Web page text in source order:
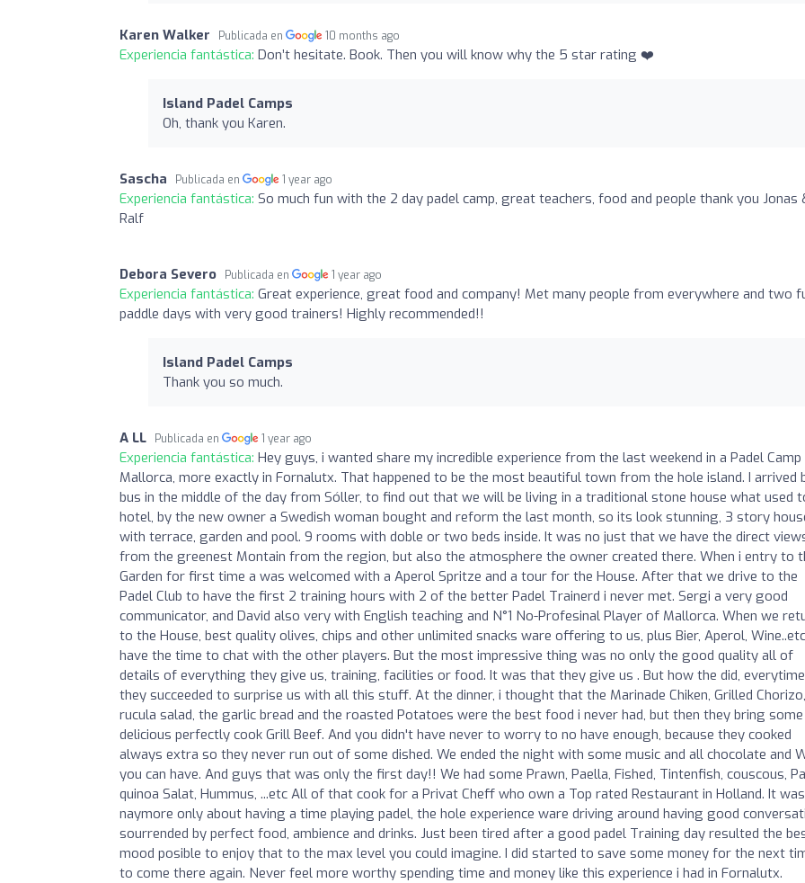
Karen Walker Publicada en 10 months ago
Experiencia fantástica: Don’t hesitate. Book. Then you will know why the 5 star rating ❤️
Island Padel Camps
Oh, thank you Karen.
Sascha Publicada en 1 year ago
Experiencia fantástica: So much fun with the 2 day padel camp, great teachers, food and people thank you Jonas
Ralf
Debora Severo Publicada en 1 year ago
Experiencia fantástica: Great experience, great food and company! Met many people from everywhere and two
paddle days with very good trainers! Highly recommended!!
Island Padel Camps
Thank you so much.
A LL Publicada en 1 year ago
Experiencia fantástica: Hey guys, i wanted share my incredible experience from the last weekend in a Padel Camp
Mallorca, more exactly in Fornalutx. That happened to be the most beautiful town from the hole island. I arrived
bus in the middle of the day from Sóller, to find out that we will be living in a traditional stone house what used
hotel, by the new owner a Swedish woman bought and reform the last month, so its look stunning, 3 story
with terrace, garden and pool. 9 rooms with doble or two beds inside. It was no just that we have the direct
from the greenest Montain from the region, but also the atmosphere the owner created there. When i entry to
Garden for first time a was welcomed with a Aperol Spritze and a tour for the House. After that we drive to the
Padel Club to have the first 2 training hours with 2 of the better Padel Trainerd i never met. Sergi a very good
communicator, and David also very with English teaching and N°1 No-Profesinal Player of Mallorca. When we
to the House, best quality olives, chips and other unlimited snacks ware offering to us, plus Bier, Aperol,
have the time to chat with the other players. But the most impressive thing was no only the good quality all of
details of everything they give us, training, facilities or food. It was that they give us . But how the did, everytime
they succeeded to surprise us with all this stuff. At the dinner, i thought that the Marinade Chiken, Grilled Chorizo,
rucula salad, the garlic bread and the roasted Potatoes were the best food i never had, but then they bring some
delicious perfectly cook Grill Beef. And you didn't have never to worry to no have enough, because they cooked
always extra so they never run out of some dished. We ended the night with some music and all chocolate and
you can have. And guys that was only the first day!! We had some Prawn, Paella, Fished, Tintenfish, couscous,
quinoa Salat, Hummus, ...etc All of that cook for a Privat Cheff who own a Top rated Restaurant in Holland. It
naymore only about having a time playing padel, the hole experience ware driving around having good
sourrended by perfect food, ambience and drinks. Just been tired after a good padel Training day resulted the
mood posible to enjoy that to the max level you could imagine. I did started to save some money for the next
to come there again. Never feel more worthy spending time and money like this experience i had in Fornalutx.